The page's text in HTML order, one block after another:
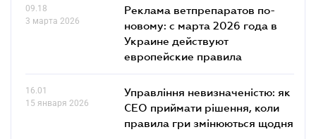
09.18
3 марта 2026
Реклама ветпрепаратов по-
новому: с марта 2026 года в
Украине действуют
европейские правила
16.01
15 января 2026
Управління невизначеністю: як
СЕО приймати рішення, коли
правила гри змінюються щодня